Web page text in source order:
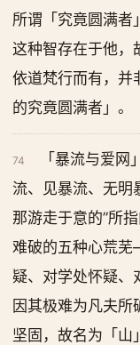
所谓「究竟圆满者
这种智存在于他，
依道梵行而有，并
的究竟圆满者」。
74
「暴流与爱
流、见暴流、无明
那游走于意的”所
难破的五种心荒
疑、对学处怀疑、
因其极难为凡夫
坚固，故名为「山